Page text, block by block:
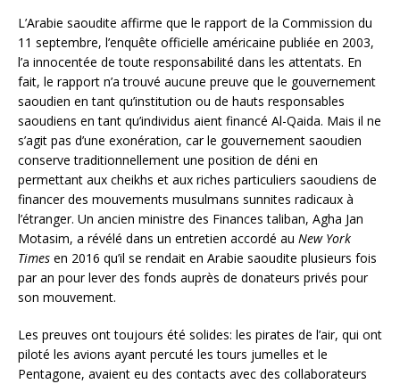
L’Arabie saoudite affirme que le rapport de la Commission du
11 septembre, l’enquête officielle américaine publiée en 2003,
l’a innocentée de toute responsabilité dans les attentats. En
fait, le rapport n’a trouvé aucune preuve que le gouvernement
saoudien en tant qu’institution ou de hauts responsables
saoudiens en tant qu’individus aient financé Al-Qaida. Mais il ne
s’agit pas d’une exonération, car le gouvernement saoudien
conserve traditionnellement une position de déni en
permettant aux cheikhs et aux riches particuliers saoudiens de
financer des mouvements musulmans sunnites radicaux à
l’étranger. Un ancien ministre des Finances taliban, Agha Jan
Motasim, a révélé dans un entretien accordé au New York
Times en 2016 qu’il se rendait en Arabie saoudite plusieurs fois
par an pour lever des fonds auprès de donateurs privés pour
son mouvement.
Les preuves ont toujours été solides: les pirates de l’air, qui ont
piloté les avions ayant percuté les tours jumelles et le
Pentagone, avaient eu des contacts avec des collaborateurs